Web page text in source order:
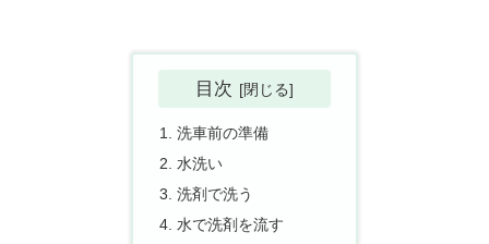
目次
洗車前の準備
水洗い
洗剤で洗う
水で洗剤を流す